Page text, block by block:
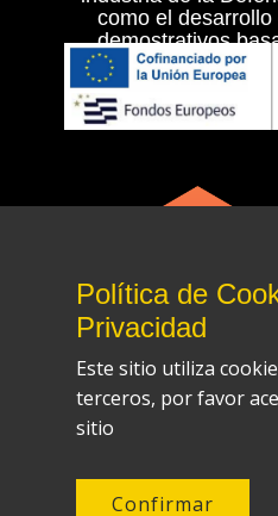
como el
demostrativos
militares e
© Preon
Política de
Privacidad
Este sitio utiliza
terceros, por favor
sitio
Confirmar